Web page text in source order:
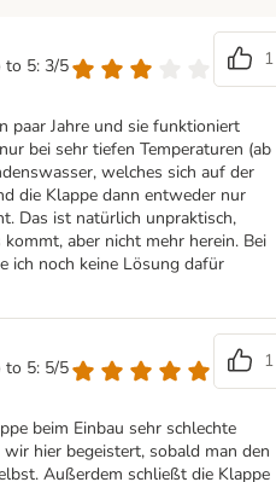
to 5: 3/5
1
paar Jahre und sie funktioniert
bei sehr tiefen Temperaturen (ab
welches sich auf der
die Klappe dann entweder nur
Das ist natürlich unpraktisch,
aber nicht mehr herein. Bei
ich noch keine Lösung dafür
to 5: 5/5
1
beim Einbau sehr schlechte
hier begeistert, sobald man den
Außerdem schließt die Klappe